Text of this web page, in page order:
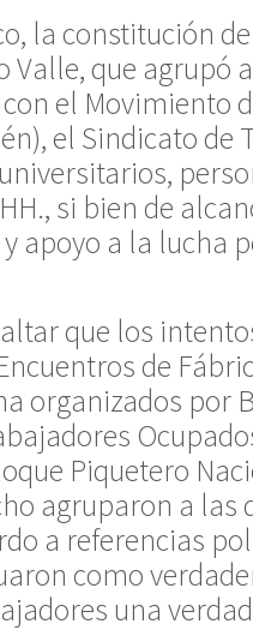
la constitución
Valle, que agrupó
el Movimiento
el Sindicato de
si bien de
apoyo a la lucha
que los
de
organizados por
Piquetero
agruparon a las
a referencias
como
una